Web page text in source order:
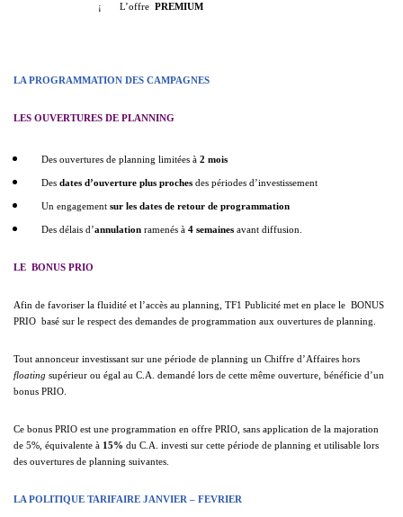
¡ L’offre PREMIUM
LA PROGRAMMATION DES CAMPAGNES
LES OUVERTURES DE PLANNING
Des ouvertures de planning limitées à 2 mois
Des dates d’ouverture plus proches des périodes d’investissement
Un engagement sur les dates de retour de programmation
Des délais d’annulation ramenés à 4 semaines avant diffusion.
LE  BONUS PRIO 
Afin de favoriser la fluidité et l’accès au planning, TF1 Publicité met en place le  BONUS
PRIO  basé sur le respect des demandes de programmation aux ouvertures de planning.
Tout annonceur investissant sur une période de planning un Chiffre d’Affaires hors
floating supérieur ou égal au C.A. demandé lors de cette même ouverture, bénéficie d’un
bonus PRIO.
Ce bonus PRIO est une programmation en offre PRIO, sans application de la majoration
de 5%, équivalente à 15% du C.A. investi sur cette période de planning et utilisable lors
des ouvertures de planning suivantes.
LA POLITIQUE TARIFAIRE JANVIER – FEVRIER